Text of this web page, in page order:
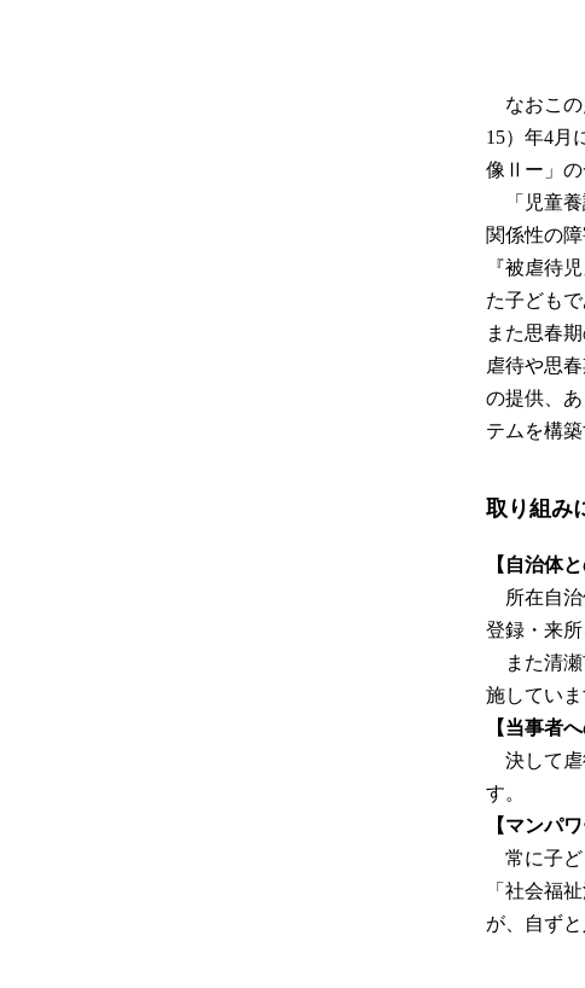
なおこ
15）年4月
像Ⅱー」の
「児童
関係性の
『被虐待
た子ども
また思春
虐待や思
の提供、
テムを構
取り組み
【自治体
所在自
登録・来所
また清
施していま
【当事者
決して
す。
【マンパ
常に子
「社会福
が、自ず